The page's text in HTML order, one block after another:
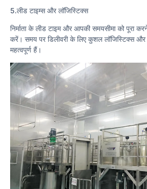
5.लीड टाइम्स और लॉजिस्टिक्स
निर्माता के लीड टाइम और आपकी समयसीमा को पूरा
करें। समय पर डिलीवरी के लिए कुशल लॉजिस्टिक्स और
महत्वपूर्ण हैं।